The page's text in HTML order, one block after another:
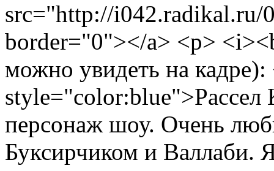
src="http://i042.radikal.ru/
border="0"></a> <p>
можно увидеть на
персонаж шоу. Очень
Буксирчиком и Валлаби.